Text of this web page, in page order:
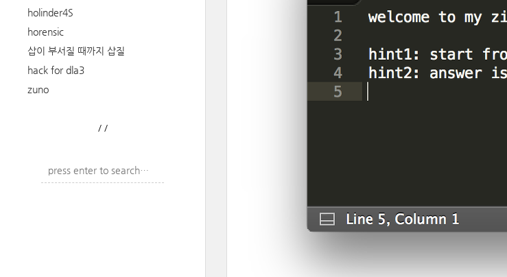
holinder4S
horensic
삽이 부서질 때까지 삽질
hack for dla3
zuno
/ /